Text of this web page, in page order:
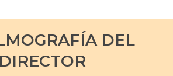
DEL
DIRECTOR